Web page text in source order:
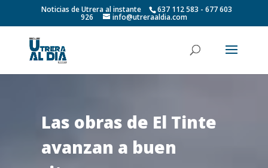
Noticias de Utrera al instante 637 112 583 - 677 603
926 info@utreraaldia.com
Las obras de El Tinte
avanzan a buen